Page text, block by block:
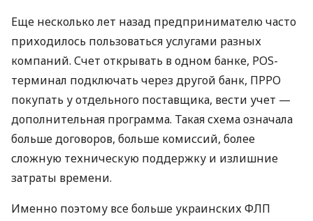
Еще несколько лет назад предпринимателю часто
приходилось пользоваться услугами разных
компаний. Счет открывать в одном банке, POS-
терминал подключать через другой банк, ПРРО
покупать у отдельного поставщика, вести учет —
дополнительная программа. Такая схема означала
больше договоров, больше комиссий, более
сложную техническую поддержку и излишние
затраты времени.
Именно поэтому все больше украинских ФЛП